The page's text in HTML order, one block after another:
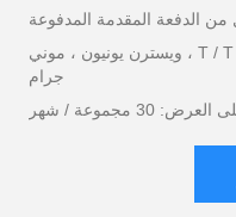
شروط الدفع: T / T ، L / C ، D / A ، D / P ، ويسترن يونيون ، موني
جرام
30 مجموعة / شهر